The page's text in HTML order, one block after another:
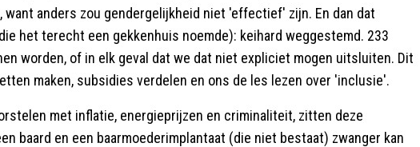
anders zou gendergelijkheid niet 'effectief' zijn. En dan dat
het terecht een gekkenhuis noemde): keihard weggestemd. 233
worden, of in elk geval dat we dat niet expliciet mogen uitsluiten. Dit
maken, subsidies verdelen en ons de les lezen over 'inclusie'.
met inflatie, energieprijzen en criminaliteit, zitten deze
baard en een baarmoederimplantaat (die niet bestaat) zwanger kan